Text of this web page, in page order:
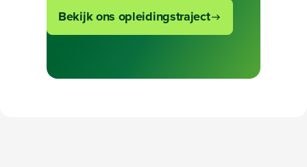
Bekijk ons opleidingstraject